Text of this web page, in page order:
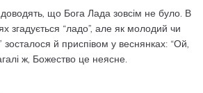
доводять, що Бога Лада зовсім не було. В
згадується “ладо”, але як молодий чи
й приспівом у веснянках: “Ой,
ж, Божество це неясне.